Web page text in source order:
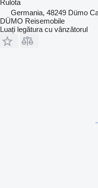
Rulota
Germania, 48249 Dümo
DÜMO Reisemobile
Luați legătura cu vânzătorul